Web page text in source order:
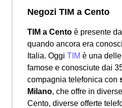
Negozi TIM a Cento
TIM a Cento è presente
quando ancora era
Italia. Oggi TIM è una
famose e conosciute dai
compagnia telefonica con
Milano, che offre in
Cento, diverse offerte